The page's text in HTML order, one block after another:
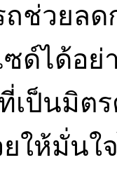
ช่วยลด
ด์ได้อ
เป็นมิต
ให้มั่นใ